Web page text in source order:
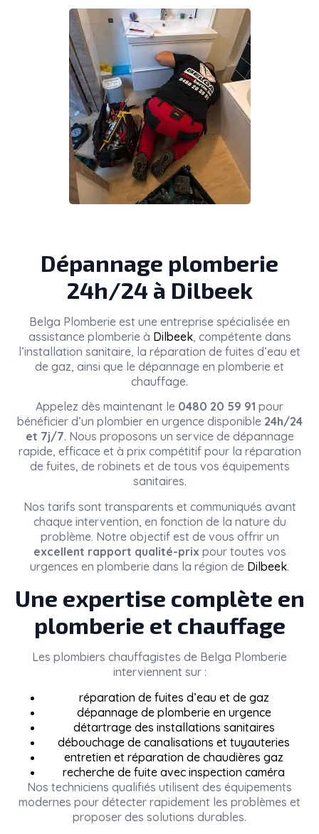
Dépannage plomberie
24h/24 à Dilbeek
Belga Plomberie est une entreprise spécialisée en
assistance plomberie à Dilbeek, compétente dans
l’installation sanitaire, la réparation de fuites d’eau et
de gaz, ainsi que le dépannage en plomberie et
chauffage.
Appelez dès maintenant le 0480 20 59 91 pour
bénéficier d’un plombier en urgence disponible 24h/24
et 7j/7. Nous proposons un service de dépannage
rapide, efficace et à prix compétitif pour la réparation
de fuites, de robinets et de tous vos équipements
sanitaires.
Nos tarifs sont transparents et communiqués avant
chaque intervention, en fonction de la nature du
problème. Notre objectif est de vous offrir un
excellent rapport qualité-prix pour toutes vos
urgences en plomberie dans la région de Dilbeek.
Une expertise complète en
plomberie et chauffage
Les plombiers chauffagistes de Belga Plomberie
interviennent sur :
réparation de fuites d’eau et de gaz
dépannage de plomberie en urgence
détartrage des installations sanitaires
débouchage de canalisations et tuyauteries
entretien et réparation de chaudières gaz
recherche de fuite avec inspection caméra
Nos techniciens qualifiés utilisent des équipements
modernes pour détecter rapidement les problèmes et
proposer des solutions durables.